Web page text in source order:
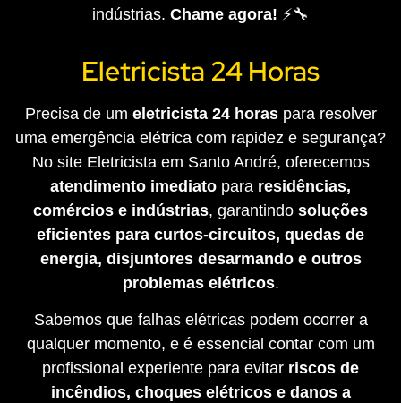
indústrias. Chame agora! ⚡🔧
Eletricista 24 Horas
Precisa de um eletricista 24 horaspara resolver
uma emergência elétrica com rapidez e segurança?
No site Eletricista em Santo André, oferecemos
atendimento imediato para residências,
comércios e indústrias, garantindo soluções
eficientes para curtos-circuitos, quedas de
energia, disjuntores desarmando e outros
problemas elétricos.
Sabemos que falhas elétricas podem ocorrer a
qualquer momento, e é essencial contar com um
profissional experiente para evitar riscos de
incêndios, choques elétricos e danos a